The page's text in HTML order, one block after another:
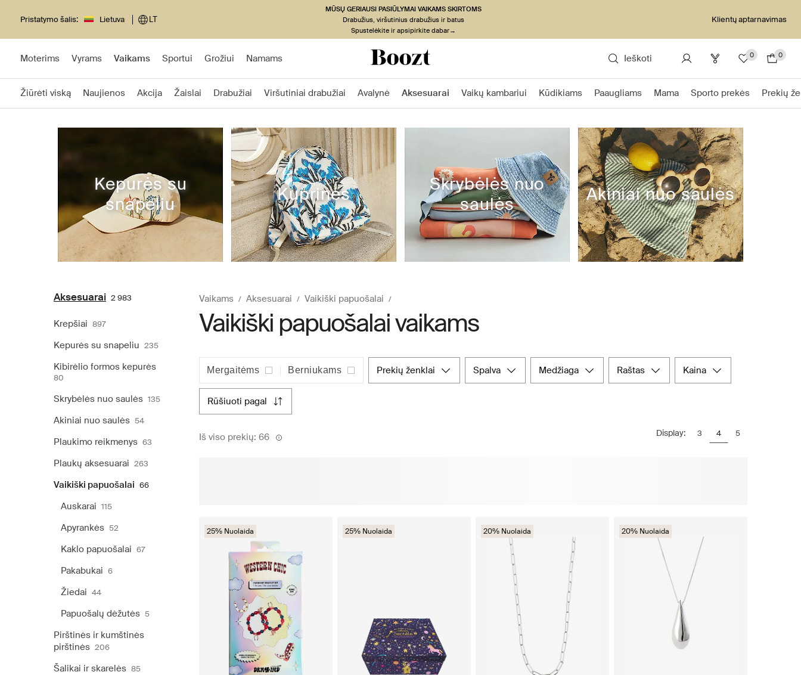
Pristatymo šalis: Lietuva LT
MŪSŲ GERIAUSI PASIŪLYMAI VAIKAMS SKIRTOMS
Drabužius, viršutinius drabužius ir batus
Spustelėkite ir apsipirkite dabar→
Klientų aptarnavimas
Moterims Vyrams Vaikams Sportui Grožiui Namams Ieškoti 0 0
Žiūrėti viską Naujienos Akcija Žaislai Drabužiai Viršutiniai drabužiai Avalynė Aksesuarai Vaikų kambariui Kūdikiams Paaugliams Mama Sporto prekės Prekių
Kepurės su
snapeliu
Kuprinės
Skrybėlės nuo
saulės
Akiniai nuo saulės
Aksesuarai 2 983
Krepšiai 897
Kepurės su snapeliu 235
Kibirėlio formos kepurės
80
Skrybėlės nuo saulės 135
Akiniai nuo saulės 54
Plaukimo reikmenys 63
Plaukų aksesuarai 263
Vaikiški papuošalai 66
Auskarai 115
Apyrankės 52
Kaklo papuošalai 67
Pakabukai 6
Žiedai 44
Papuošalų dėžutės 5
Pirštinės ir kumštinės
pirštinės 206
Šalikai ir skarelės 85
Vaikams Aksesuarai Vaikiški papuošalai
Vaikiški papuošalai vaikams
Mergaitėms Berniukams prekių ženklai spalva medžiaga raštas kaina
rūšiuoti pagal
Iš viso prekių: 66 Display: 3 4 5
25% Nuolaida 25% Nuolaida 20% Nuolaida 20% Nuolaida